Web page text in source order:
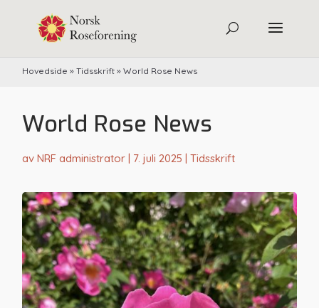
Hovedside »Tidsskrift »World Rose News
World Rose News
avNRF administrator | 7. juli 2025 |Tidsskrift